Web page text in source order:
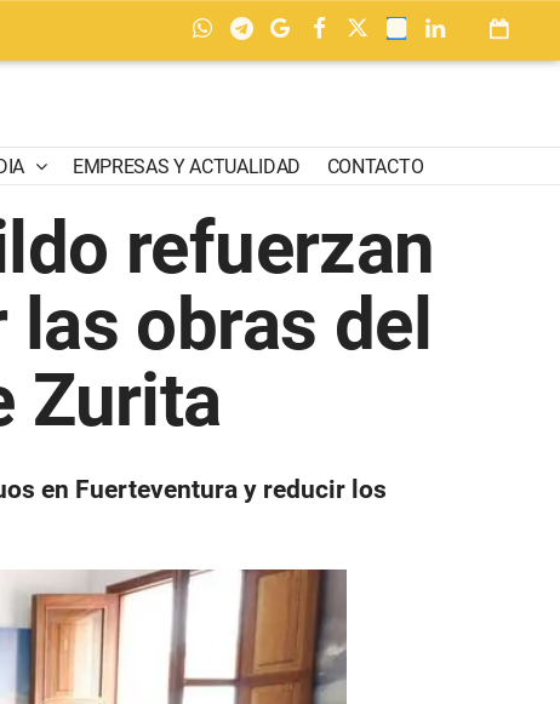
EMPRESAS Y ACTUALIDAD CONTACTO
refuerzan
obras del
Zurita
en Fuerteventura y reducir los